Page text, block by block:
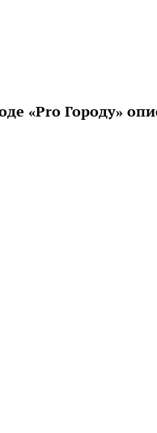
«Pro Городу»